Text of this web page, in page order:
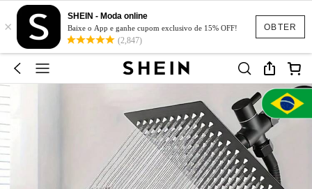
OBTER
×
SHEIN - Moda online
Baixe o App e ganhe cupom exclusivo de 15% OFF!
(2,847)